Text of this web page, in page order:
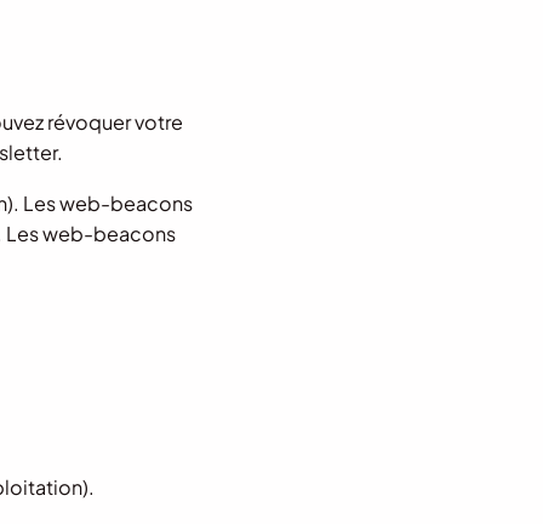
révoquer votre
Les web-beacons
Les web-beacons